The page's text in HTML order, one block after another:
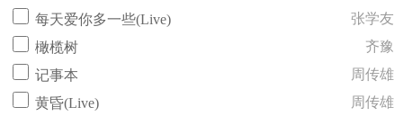
每天爱你多一些(Live)
张学友
橄榄树
齐豫
记事本
周传雄
黄昏(Live)
周传雄